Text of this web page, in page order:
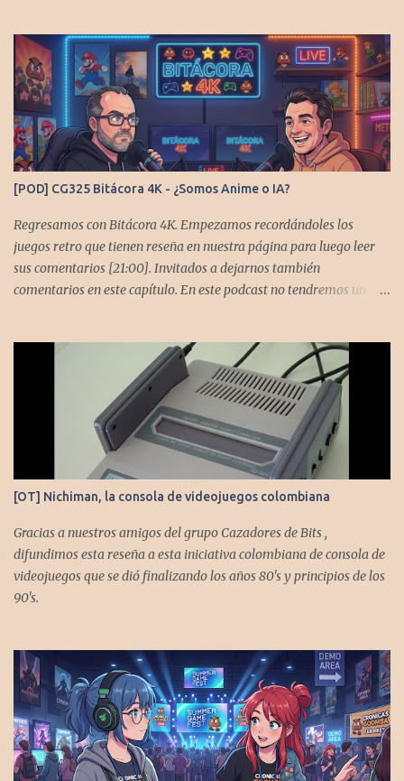
[POD] CG325 Bitácora 4K - ¿Somos Anime o IA?
Regresamos con Bitácora 4K. Empezamos recordándoles los
juegos retro que tienen reseña en nuestra página para luego leer
sus comentarios [21:00]. Invitados a dejarnos también
comentarios en este capítulo. En este podcast no tendremos un
@GoombaVictor y @flagstaad que no estarían aquí si no es por
ustedes. Muchas gracias a todos los que nos agregan a sus
plataformas de podcast y nos dejan comentarios en las cuentas de
redes. Spotify YouTube. Twitter -
https://twitter.com/CronicasGoomba Instagram -
https://www.instagram.com/cronicasgoomba/ Facebook -
https://www.facebook.com/CronicasGoomba Si no estamos en tu
plataforma nos puedes agregar con el código rss:
https://anchor.fm/s/10d1f3318/podcast/rss
[OT] Nichiman, la consola de videojuegos colombiana
Gracias a nuestros amigos del grupo Cazadores de Bits ,
difundimos esta reseña a esta iniciativa colombiana de consola de
videojuegos que se dió finalizando los años 80's y principios de los
90's.